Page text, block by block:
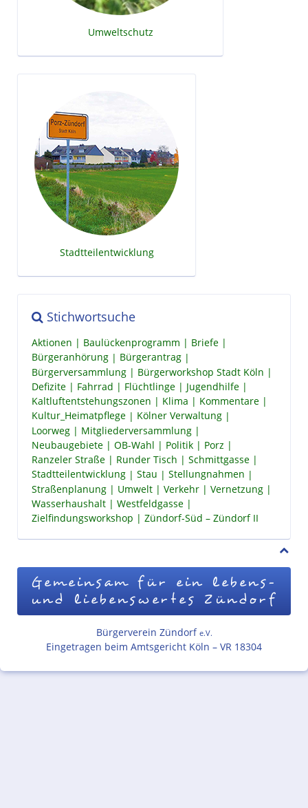
Umweltschutz
Stadtteilentwicklung
Stichwortsuche
Aktionen Baulückenprogramm
Briefe
Bürgeranhörung
Bürgerantrag
Bürgerversammlung
Bürgerworkshop Stadt Köln
Defizite
Fahrrad Flüchtlinge
Jugendhilfe
Kaltluftentstehungszonen
Klima
Kommentare
Kultur_Heimatpflege
Kölner Verwaltung
Loorweg
Mitgliederversammlung
Neubaugebiete
OB-Wahl Politik
Porz
Ranzeler Straße
Runder Tisch
Schmittgasse
Stadtteilentwicklung
Stau
Stellungnahmen
Straßenplanung
Umwelt Verkehr
Vernetzung
Wasserhaushalt
Westfeldgasse
Zielfindungsworkshop
Zündorf-Süd – Zündorf II
Gemeinsam für ein lebens-
und liebenswertes Zündorf
Bürgerverein Zündorf e.V.
Eingetragen beim Amtsgericht Köln – VR 18304